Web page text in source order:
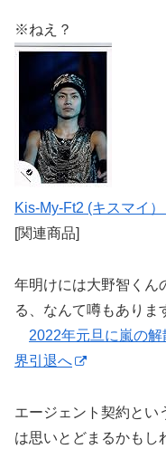
※ねえ？
Kis-My-Ft2 (キスマイ
[関連商品]
年明けには大野智くん
る、なんて噂もありま
2022年元旦に嵐の
界引退へ
エージェント契約とい
は思いとどまるかもし